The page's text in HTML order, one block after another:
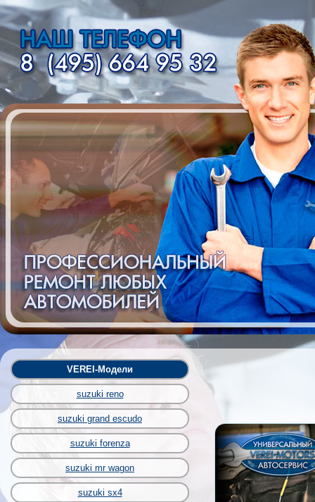
VEREI-Модели
suzuki reno
suzuki grand escudo
suzuki forenza
suzuki mr wagon
suzuki sx4